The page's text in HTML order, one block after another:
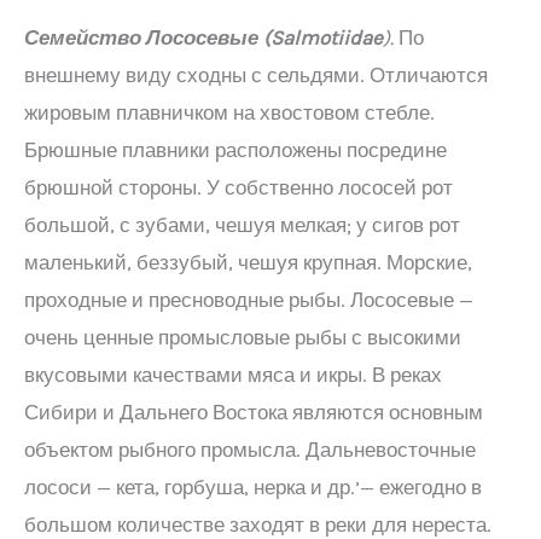
Семейство Лососевые (Salmotiidae). По
внешнему виду сходны с сельдями. Отличаются
жировым плавничком на хвостовом стебле.
Брюшные плавники расположены посредине
брюшной стороны. У собственно лососей рот
большой, с зубами, чешуя мелкая; у сигов рот
маленький, беззубый, чешуя крупная. Морские,
проходные и пресноводные рыбы. Лососевые —
очень ценные промысловые рыбы с высокими
вкусовыми качествами мяса и икры. В реках
Сибири и Дальнего Востока являются основным
объектом рыбного промысла. Дальневосточные
лососи — кета, горбуша, нерка и др.’— ежегодно в
большом количестве заходят в реки для нереста.